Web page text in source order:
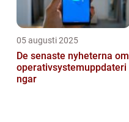
05 augusti 2025
De senaste nyheterna om
operativsystemuppdateri
ngar